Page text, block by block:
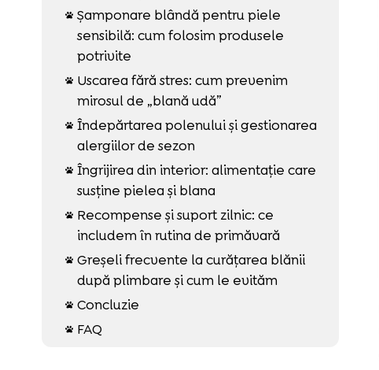
 Șamponare blândă pentru piele
sensibilă: cum folosim produsele
potrivite

Uscarea fără stres: cum prevenim
mirosul de „blană udă”
 Îndepărtarea polenului și gestionarea
alergiilor de sezon
 Îngrijirea din interior: alimentație care
susține pielea și blana

Recompense și suport zilnic: ce
includem în rutina de primăvară
 Greșeli frecvente la curățarea blănii
după plimbare și cum le evităm
 Concluzie
 FAQ